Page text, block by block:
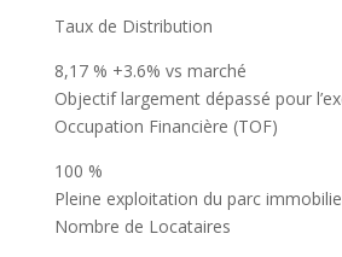
Taux de Distribution
8,17 % +3.6% vs marché
Objectif largement dépassé pour
Occupation Financière (TOF)
100 %
Pleine exploitation du parc
Nombre de Locataires